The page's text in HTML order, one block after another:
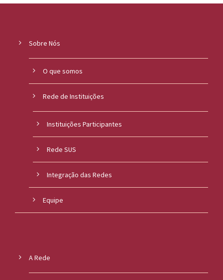
Sobre Nós
O que somos
Rede de Instituições
Instituições Participantes
Rede SUS
Integração das Redes
Equipe
A Rede